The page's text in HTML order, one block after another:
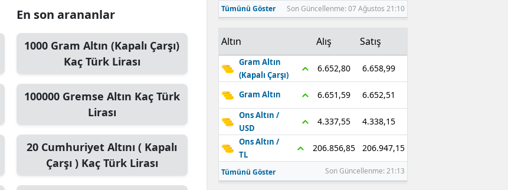
En son arananlar
1000 Gram Altın (Kapalı Çarşı)
Kaç Türk Lirası
100000 Gremse Altın Kaç Türk
Lirası
20 Cumhuriyet Altını ( Kapalı
Çarşı )Kaç Türk Lirası
Tümünü Göster Son Güncellenme: 07 Ağustos 21:10
Altın Alış Satış
Gram Altın
(Kapalı Çarşı)
6.652,80 6.658,99
Gram Altın 6.651,59 6.652,51
Ons Altın /
USD
4.337,55 4.338,15
Ons Altın /
TL
206.856,85 206.947,15
Tümünü Göster Son Güncellenme: 21:13